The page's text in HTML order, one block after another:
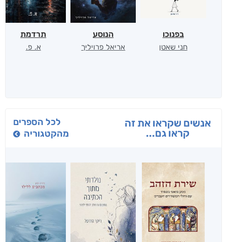
בפנוכו
חני שאטן
הנוסע
אריאל פרויליך
תרדמת
א. פ.
אנשים שקראו את זה
קראו גם...
לכל הספרים
מהקטגוריה